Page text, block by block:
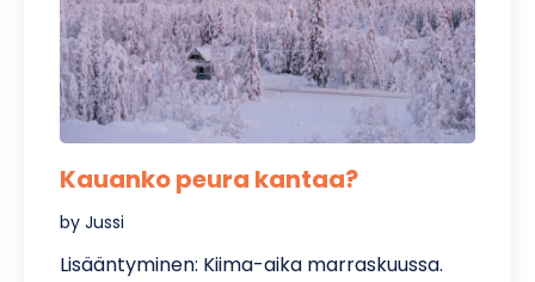
Kauanko peura kantaa?
by Jussi
Lisääntyminen: Kiima-aika marraskuussa.